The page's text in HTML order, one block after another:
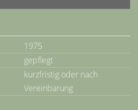
1975
gepflegt
kurzfristig oder nach
Vereinbarung